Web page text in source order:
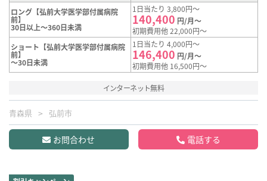
ロング【弘前大学医学部付属病院
前】
30日以上～360日未満
1日当たり 3,800円～
140,400 円/月～
初期費用他 22,000円～
ショート【弘前大学医学部付属病院
前】
～30日未満
1日当たり 4,000円～
146,400 円/月～
初期費用他 16,500円～
インターネット無料
青森県 弘前市
お問合わせ 電話する